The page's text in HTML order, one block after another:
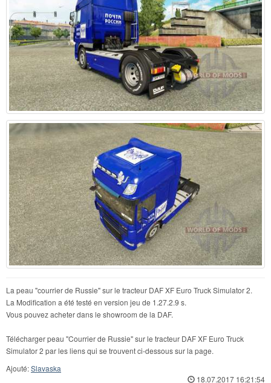
La peau "courrier de Russie" sur le tracteur DAF XF Euro Truck Simulator 2.
La Modification a été testé en version jeu de 1.27.2.9 s.
Vous pouvez acheter dans le showroom de la DAF.
Télécharger peau "Courrier de Russie" sur le tracteur DAF XF Euro Truck
Simulator 2 par les liens qui se trouvent ci-dessous sur la page.
Ajouté:Slavaska
18.07.2017 16:21:54